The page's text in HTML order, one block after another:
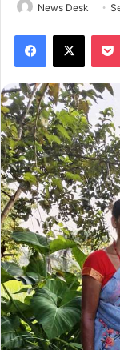
News Desk